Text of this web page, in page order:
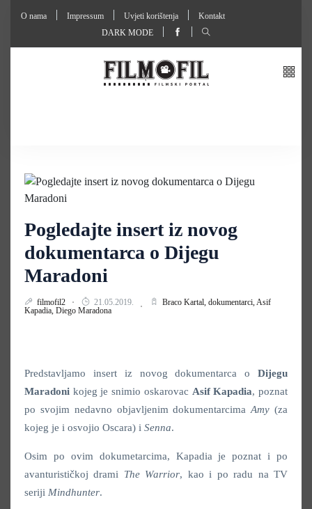
O nama Impressum Uvjeti korištenja
Kontakt
DARK MODE
Pogledajte insert iz novog
dokumentarca o Dijegu
Maradoni
filmofil2 21.05.2019. Braco Kartal, dokumentarci,Asif
Kapadia, Diego Maradona
Predstavljamo insert iz novog dokumentarca o Dijegu
Maradoni kojeg je snimio oskarovac Asif Kapadia, poznat
po svojim nedavno objavljenim dokumentarcimaAmy (za
kojeg je i osvojio Oscara) i Senna.
Osim po ovim dokumetarcima, Kapadia je poznat i po
avanturističkoj drami The Warrior, kao i po radu na TV
seriji Mindhunter.